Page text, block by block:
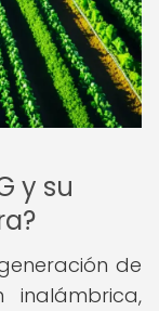
y su
de
inalámbrica,